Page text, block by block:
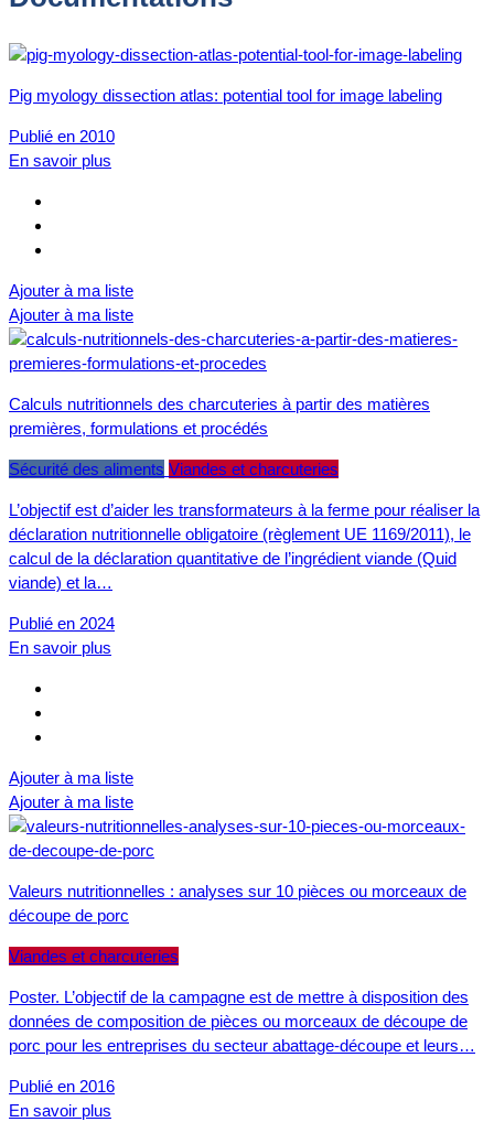
Pig myology dissection atlas: potential tool for image labeling
Publié en 2010
En savoir plus
Ajouter à ma liste
Ajouter à ma liste
Calculs nutritionnels des charcuteries à partir des matières
premières, formulations et procédés
Sécurité des aliments Viandes et charcuteries
L’objectif est d’aider les transformateurs à la ferme pour réaliser la
déclaration nutritionnelle obligatoire (règlement UE 1169/2011), le
calcul de la déclaration quantitative de l’ingrédient viande (Quid
viande) et la…
Publié en 2024
En savoir plus
Ajouter à ma liste
Ajouter à ma liste
Valeurs nutritionnelles : analyses sur 10 pièces ou morceaux de
découpe de porc
Viandes et charcuteries
Poster. L’objectif de la campagne est de mettre à disposition des
données de composition de pièces ou morceaux de découpe de
porc pour les entreprises du secteur abattage-découpe et leurs…
Publié en 2016
En savoir plus